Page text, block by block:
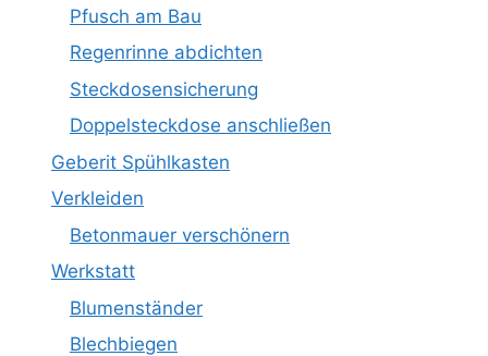
Pfusch am Bau
Regenrinne abdichten
Steckdosensicherung
Doppelsteckdose anschließen
Geberit Spühlkasten
Verkleiden
Betonmauer verschönern
Werkstatt
Blumenständer
Blechbiegen